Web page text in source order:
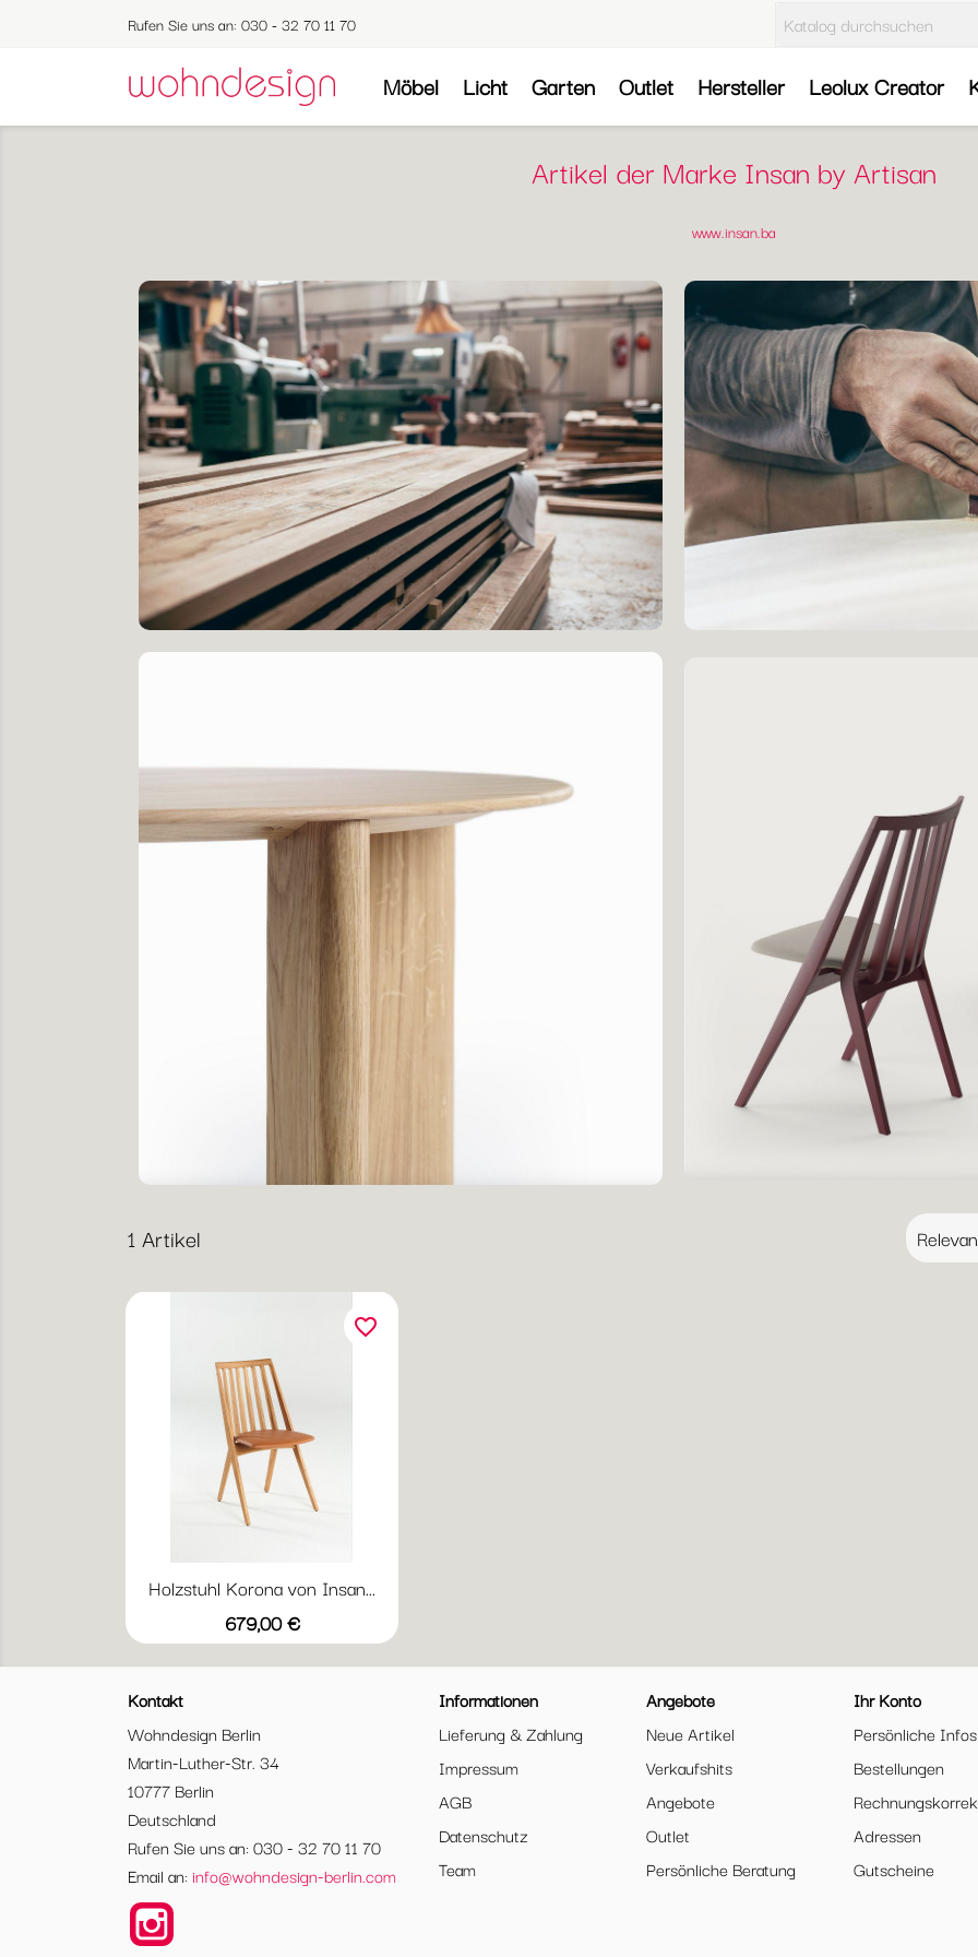
Rufen Sie uns an: 030 - 32 70 11 70
Möbel Licht Garten Outlet Hersteller Leolux Creator
Artikel der Marke Insan by Artisan
www.insan.ba
1 Artikel
Holzstuhl Korona von Insan...
Preis
679,00 €
Vorschau
SchwarzDunkelbraun
DunkelrotCognac
favorite_border
Kontakt
Wohndesign Berlin
Martin-Luther-Str. 34
10777 Berlin
Deutschland
Rufen Sie uns an: 030 - 32 70 11 70
Email an: info@wohndesign-berlin.com
Informationen
Lieferung & Zahlung
Impressum
AGB
Datenschutz
Team
Angebote
Neue Artikel
Verkaufshits
Angebote
Outlet
Persönliche Beratung
Ihr Konto
Persönliche Infos
Bestellungen
Adressen
Gutscheine